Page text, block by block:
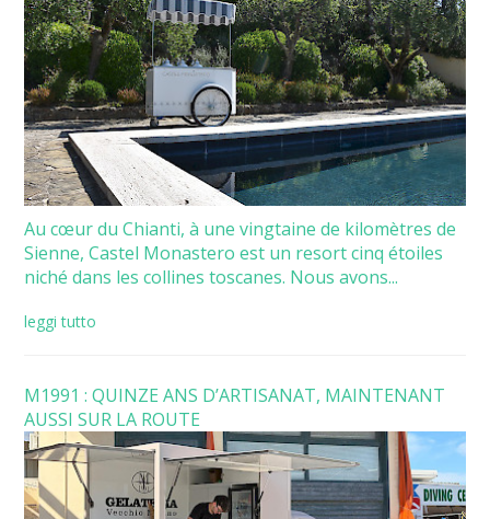
Au cœur du Chianti, à une vingtaine de kilomètres de
Sienne, Castel Monastero est un resort cinq étoiles
niché dans les collines toscanes. Nous avons...
leggi tutto
M1991 : QUINZE ANS D’ARTISANAT, MAINTENANT
AUSSI SUR LA ROUTE